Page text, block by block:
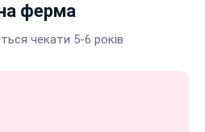
ферма
чекати 5-6 років